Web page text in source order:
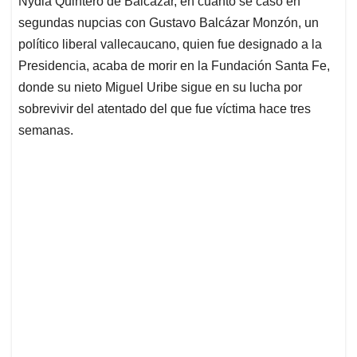
A
p
p
o
o
k
d
I
n
d
s
segundas nupcias con Gustavo Balcázar Monzón, un
político liberal vallecaucano, quien fue designado a la
Presidencia, acaba de morir en la Fundación Santa Fe,
donde su nieto Miguel Uribe sigue en su lucha por
sobrevivir del atentado del que fue víctima hace tres
semanas.